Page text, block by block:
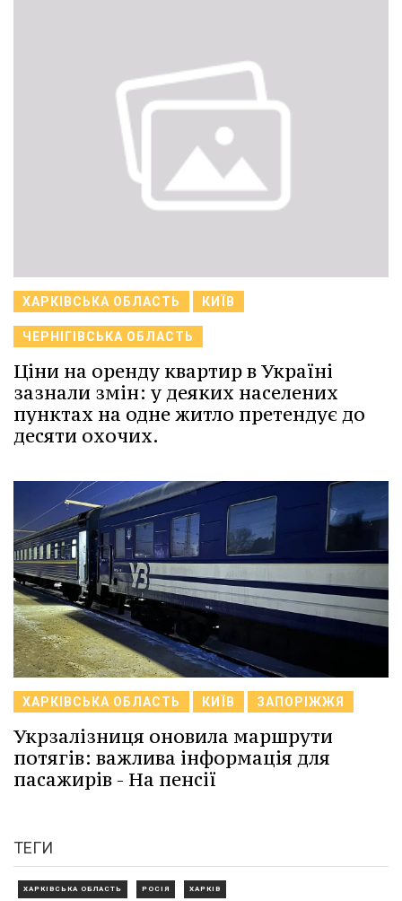
ХАРКІВСЬКА ОБЛАСТЬ КИЇВ
ЧЕРНІГІВСЬКА ОБЛАСТЬ
Ціни на оренду квартир в Україні
зазнали змін: у деяких населених
пунктах на одне житло претендує до
десяти охочих.
ХАРКІВСЬКА ОБЛАСТЬ КИЇВ ЗАПОРІЖЖЯ
Укрзалізниця оновила маршрути
потягів: важлива інформація для
пасажирів - На пенсії
ТЕГИ
ХАРКІВСЬКА ОБЛАСТЬ РОСІЯ ХАРКІВ